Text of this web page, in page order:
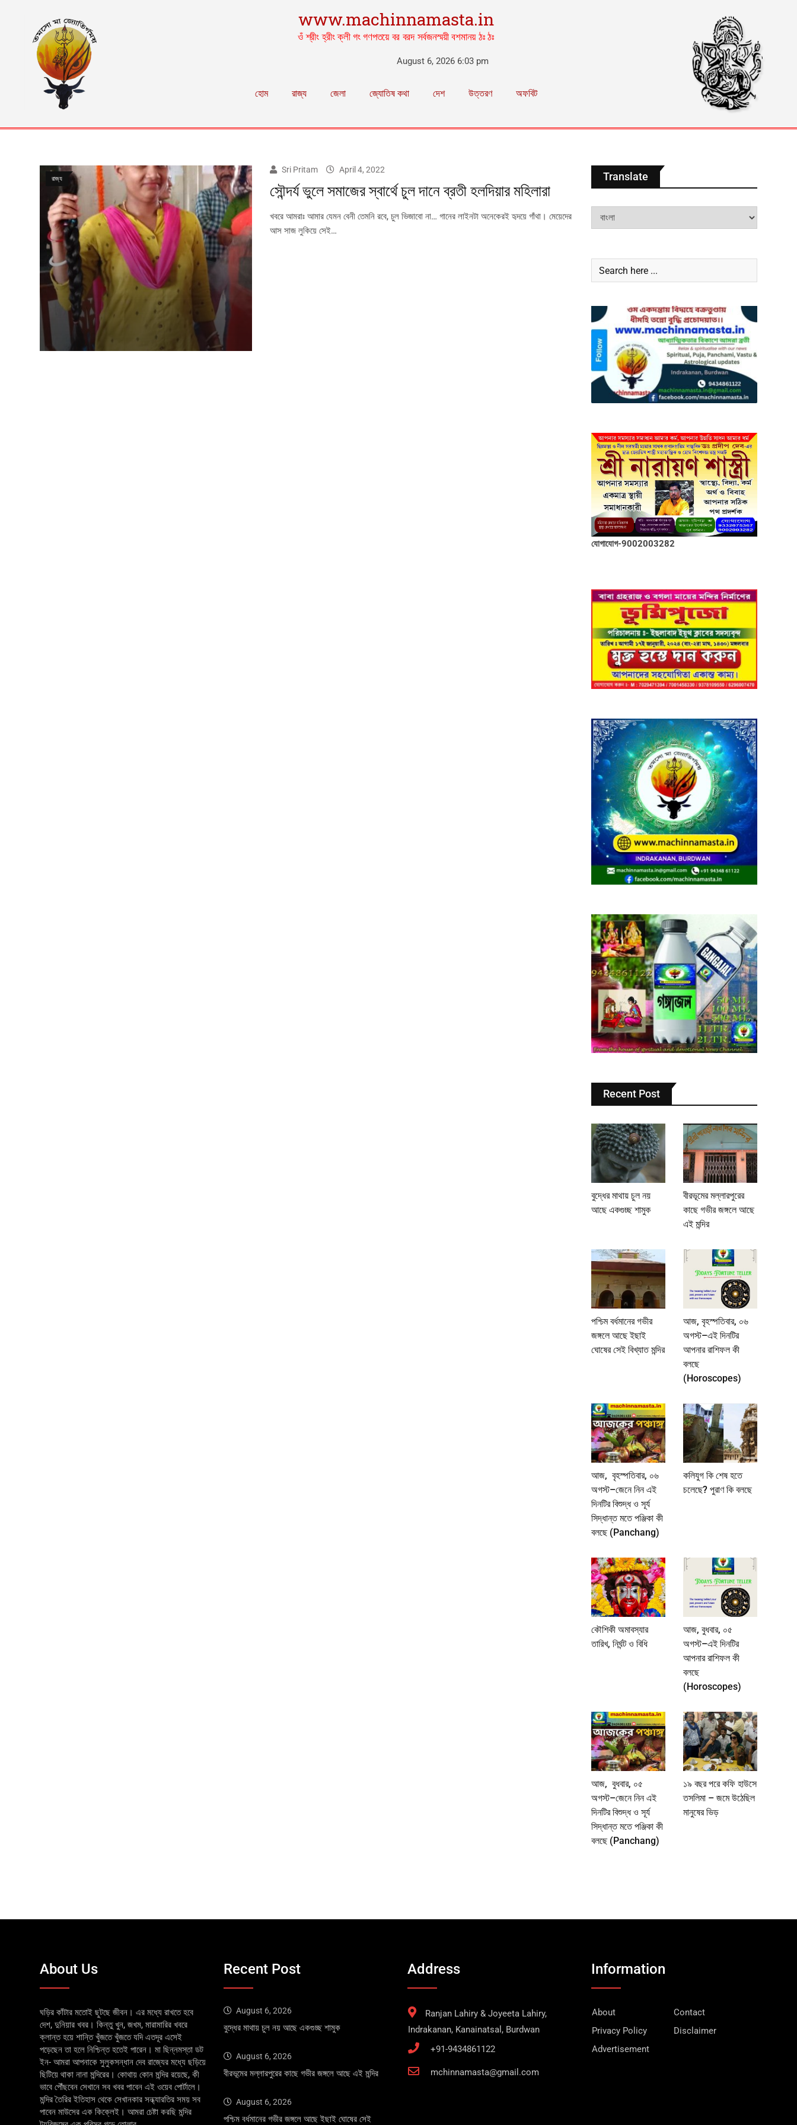
www.machinnamasta.in
ওঁ শ্রীং হ্রীং ক্লী গং গণপতয়ে বর বরদ সর্বজনস্ময়ী বশমানয় ঠঃ ঠঃ
August 6, 2026 6:03 pm
হোম রাজ্য জেলা জ্যোতিষ কথা দেশ উত্তরণ অফবিট
রাজ্য
Sri Pritam April 4, 2022
সৌন্দর্য ভুলে সমাজের স্বার্থে চুল দানে ব্রতী হলদিয়ার মহিলারা
খবরে আমরাঃ আমার যেমন বেনী তেমনি রবে, চুল ভিজাবো না… গানের লাইনটা অনেকেরই হৃদয়ে গাঁথা। মেয়েদের
আস সাজ লুকিয়ে সেই…
Translate
যোগাযোগ-9002003282
Recent Post
বুদ্ধের মাথায় চুল নয়
আছে একগুচ্ছ শামুক
বীরভূমের মল্লারপুরের
কাছে গভীর জঙ্গলে আছে
এই মন্দির
পশ্চিম বর্ধমানের গভীর
জঙ্গলে আছে ইছাই
ঘোষের সেই বিখ্যাত মন্দির
আজ, বৃহস্পতিবার, ০৬
অগস্ট–এই দিনটির
আপনার রাশিফল কী
বলছে
(Horoscopes)
আজ, বৃহস্পতিবার, ০৬
অগস্ট–জেনে নিন এই
দিনটির বিশুদ্ধ ও সূর্য
সিদ্ধান্ত মতে পঞ্জিকা কী
বলছে (Panchang)
কলিযুগ কি শেষ হতে
চলেছে? পুরাণ কি বলছে
কৌশিকী অমাবস্যার
তারিখ, নির্ঘন্ট ও বিধি
আজ, বুধবার, ০৫
অগস্ট–এই দিনটির
আপনার রাশিফল কী
বলছে
(Horoscopes)
আজ, বুধবার, ০৫
অগস্ট–জেনে নিন এই
দিনটির বিশুদ্ধ ও সূর্য
সিদ্ধান্ত মতে পঞ্জিকা কী
বলছে (Panchang)
১৯ বছর পরে কফি হাউসে
তসলিমা – জমে উঠেছিল
মানুষের ভিড়
About Us
ঘড়ির কাঁটার মতোই ছুটছে জীবন। এর মধ্যে রাখতে হবে
দেশ, দুনিয়ার খবর। কিন্তু খুন, জখম, মারামারির খবরে
ক্লান্ত হয়ে শান্তি খুঁজতে খুঁজতে যদি এতদূর এসেই
পড়েছেন তা হলে নিশ্চিন্ত হতেই পারেন। মা ছিন্নমস্তা ডট
ইন- আমরা আপনাকে সুলুকসন্ধান দেব রাজ্যের মধ্যে ছড়িয়ে
ছিটিয়ে থাকা নানা মন্দিরের। কোথায় কোন মন্দির রয়েছে, কী
ভাবে পৌঁছবেন সেখানে সব খবর পাবেন এই ওয়েব পোর্টালে।
মন্দির তৈরির ইতিহাস থেকে সেখানকার সন্ধ্যারতির সময় সব
পাবেন মাউসের এক কিক্লেই। আমরা চেষ্টা করছি মন্দির
Recent Post
August 6, 2026
বুদ্ধের মাথায় চুল নয় আছে একগুচ্ছ শামুক
August 6, 2026
বীরভূমের মল্লারপুরের কাছে গভীর জঙ্গলে আছে এই মন্দির
August 6, 2026
পশ্চিম বর্ধমানের গভীর জঙ্গলে আছে ইছাই ঘোষের সেই
Address
Ranjan Lahiry & Joyeeta Lahiry,
Indrakanan, Kanainatsal, Burdwan
+91-9434861122
mchinnamasta@gmail.com
Information
About
Contact
Privacy Policy
Disclaimer
Advertisement